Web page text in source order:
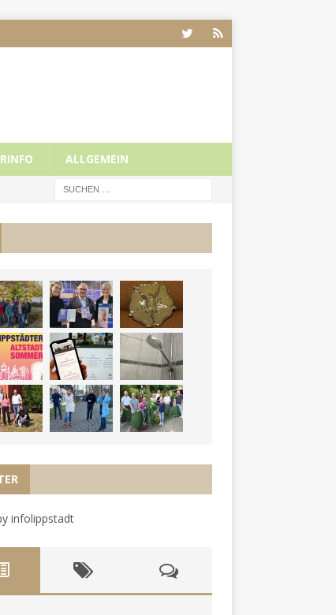
ALLGEMEIN
infolippstadt